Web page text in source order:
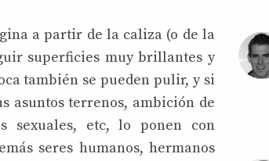
a partir de la caliza (o de la
superficies muy brillantes y
también se pueden pulir, y si
asuntos terrenos, ambición de
sexuales, etc, lo ponen con
seres humanos, hermanos